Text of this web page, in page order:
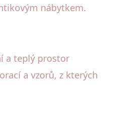
nábytkem.
a teplý prostor
a vzorů, z kterých